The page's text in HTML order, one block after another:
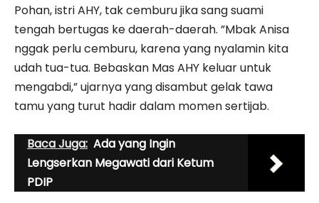
Pohan, istri AHY, tak cemburu jika sang suami
tengah bertugas ke daerah-daerah. ”Mbak Anisa
nggak perlu cemburu, karena yang nyalamin kita
udah tua-tua. Bebaskan Mas AHY keluar untuk
mengabdi,” ujarnya yang disambut gelak tawa
tamu yang turut hadir dalam momen sertijab.
Baca Juga: Ada yang Ingin
Lengserkan Megawati dari Ketum
PDIP